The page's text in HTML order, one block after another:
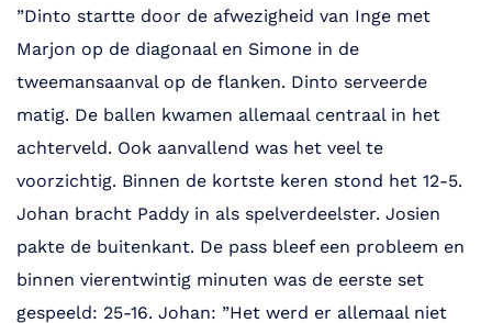
”Dinto startte door de afwezigheid van Inge met
Marjon op de diagonaal en Simone in de
tweemansaanval op de flanken. Dinto serveerde
matig. De ballen kwamen allemaal centraal in het
achterveld. Ook aanvallend was het veel te
voorzichtig. Binnen de kortste keren stond het 12-5.
Johan bracht Paddy in als spelverdeelster. Josien
pakte de buitenkant. De pass bleef een probleem en
binnen vierentwintig minuten was de eerste set
gespeeld: 25-16. Johan: ”Het werd er allemaal niet